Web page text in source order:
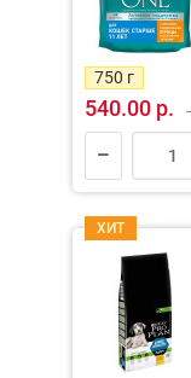
750 г
540.00 р.
ХИТ